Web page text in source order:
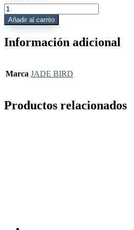
JBE-
PRT
Caja
impresora
DRACO
Añadir al carrito
Información adicional
Marca JADE BIRD
Productos relacionados